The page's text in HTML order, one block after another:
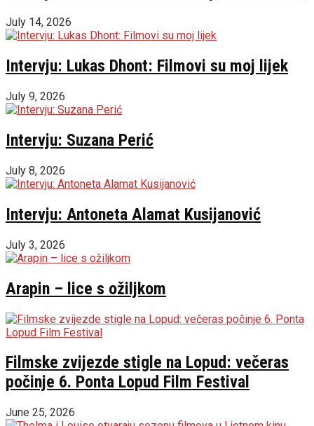
July 14, 2026
Intervju: Lukas Dhont: Filmovi su moj lijek
July 9, 2026
Intervju: Suzana Perić
July 8, 2026
Intervju: Antoneta Alamat Kusijanović
July 3, 2026
Arapin – lice s ožiljkom
Filmske zvijezde stigle na Lopud: večeras
počinje 6. Ponta Lopud Film Festival
June 25, 2026